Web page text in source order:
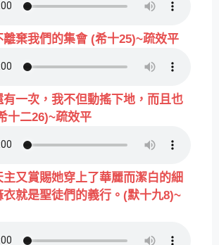
棄我們的集會 (希十25)~疏效平
一次，我不但動搖下地，而且也
十二26)~疏效平
又賞賜她穿上了華麗而潔白的細
衣就是聖徒們的義行。(默十九8)~